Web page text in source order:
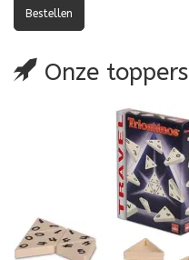
Onze toppers